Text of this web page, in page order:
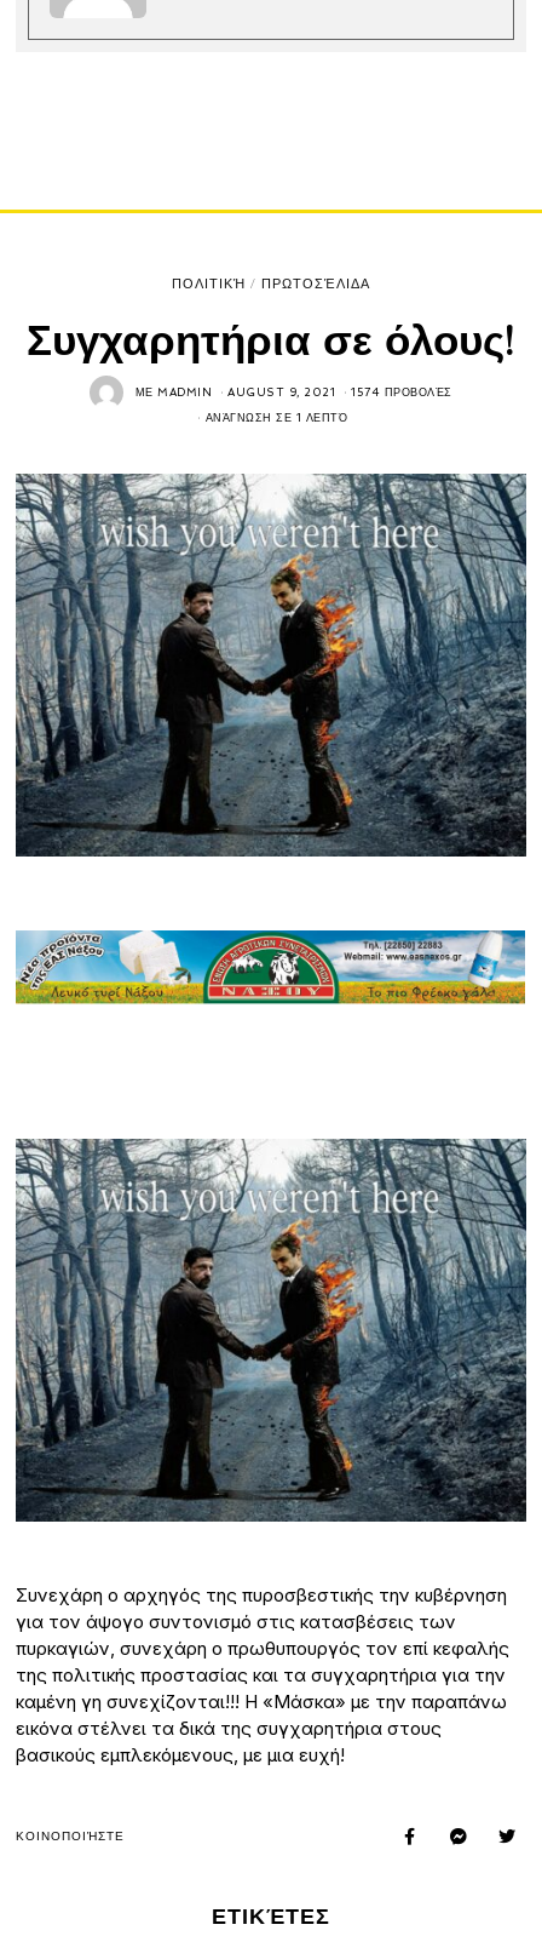
ΠΟΛΙΤΙΚΉ / ΠΡΩΤΟΣΈΛΙΔΑ
Συγχαρητήρια σε όλους!
ΜΕMADMIN AUGUST 9, 2021 1574 ΠΡΟΒΟΛΈΣ
ΑΝΆΓΝΩΣΗ ΣΕ 1 ΛΕΠΤΌ
Συνεχάρη ο αρχηγός της πυροσβεστικής την κυβέρνηση
για τον άψογο συντονισμό στις κατασβέσεις των
πυρκαγιών, συνεχάρη ο πρωθυπουργός τον επί κεφαλής
της πολιτικής προστασίας και τα συγχαρητήρια για την
καμένη γη συνεχίζονται!!! Η «Μάσκα» με την παραπάνω
εικόνα στέλνει τα δικά της συγχαρητήρια στους
βασικούς εμπλεκόμενους, με μια ευχή!
ΚΟΙΝΟΠΟΙΉΣΤΕ
ΕΤΙΚΈΤΕΣ